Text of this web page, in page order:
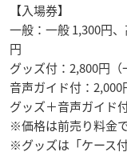
【入場券】
一般：一般 1,300円
円
グッズ付：2,800円（
音声ガイド付：2,000
グッズ＋音声ガイド
※価格は前売り料金で
※グッズは「ケース